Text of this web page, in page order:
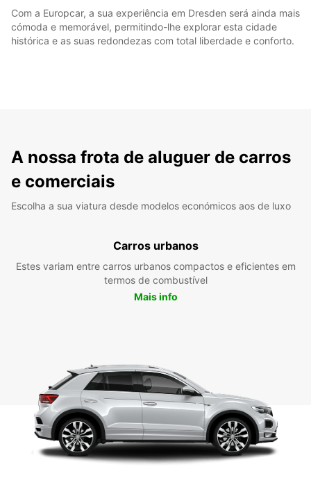
Com a Europcar, a sua experiência em Dresden será ainda mais
cómoda e memorável, permitindo-lhe explorar esta cidade
histórica e as suas redondezas com total liberdade e conforto.
A nossa frota de aluguer de carros
e comerciais
Escolha a sua viatura desde modelos económicos aos de luxo
Carros urbanos
Estes variam entre carros urbanos compactos e eficientes em
termos de combustível
Mais info